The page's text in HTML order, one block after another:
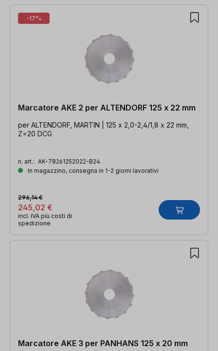
-17%
Marcatore AKE 2 per ALTENDORF 125 x 22 mm
per ALTENDORF, MARTIN | 125 x 2,0-2,4/1,8 x 22 mm,
Z=20 DCG
n. art.: AK-78261252022-B24
In magazzino, consegna in 1-2 giorni lavorativi
245,02 €
296,14 €
incl. IVA più costi di
spedizione
Marcatore AKE 3 per PANHANS 125 x 20 mm